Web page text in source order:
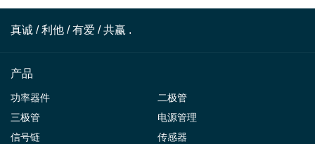
真诚 / 利他 / 有爱 / 共赢 .
产品
功率器件
二极管
三极管
电源管理
信号链
传感器